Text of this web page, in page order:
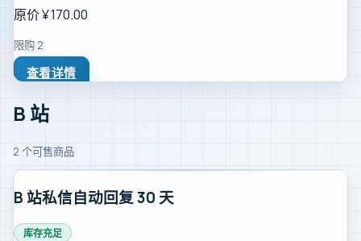
原价 ¥170.00
限购 2
查看详情
B 站
2 个可售商品
B 站私信自动回复 30 天
库存充足